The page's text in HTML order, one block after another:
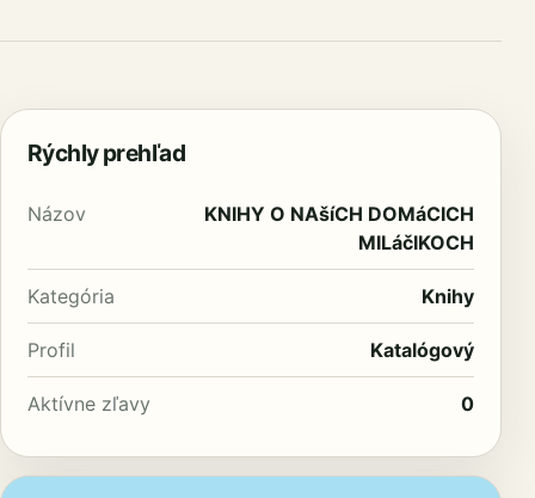
Rýchly prehľad
Názov
KNIHY O NAšíCH DOMáCICH
MILáčIKOCH
Kategória Knihy
Profil Katalógový
Aktívne zľavy 0